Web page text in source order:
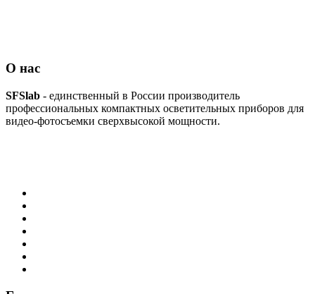
О нас
SFSlab - единственный в России производитель
профессиональных компактных осветительных приборов для
видео-фотосъемки сверхвысокой мощности.